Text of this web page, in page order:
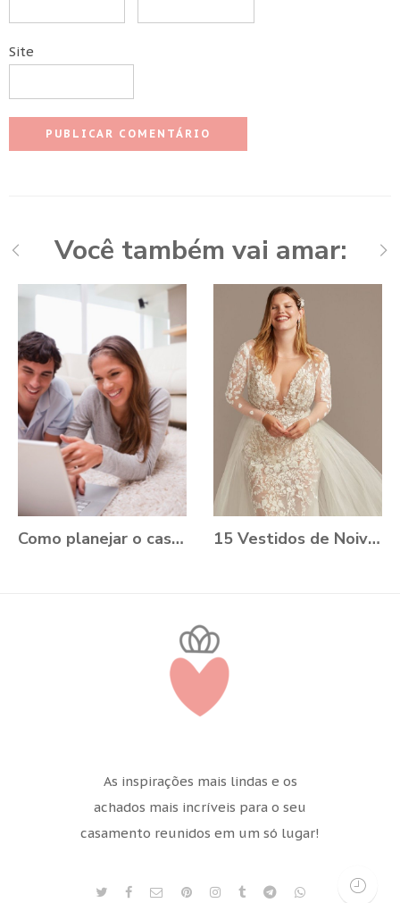
Site
Você também vai amar:
Como planejar o casamento durante a Pandemia? 15 Vestidos de Noiva Plus Size para você se apaixonar
As inspirações mais lindas e os
achados mais incríveis para o seu
casamento reunidos em um só lugar!